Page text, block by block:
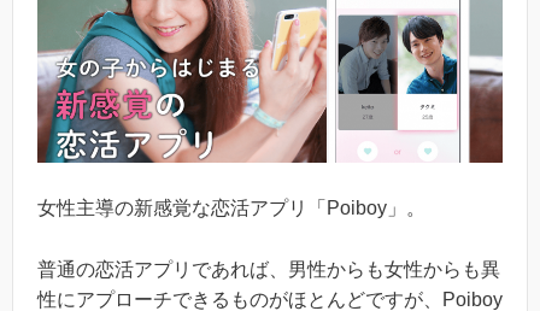
女性主導の新感覚な恋活アプリ「Poiboy」。
普通の恋活アプリであれば、男性からも女性からも異
性にアプローチできるものがほとんどですが、Poiboy